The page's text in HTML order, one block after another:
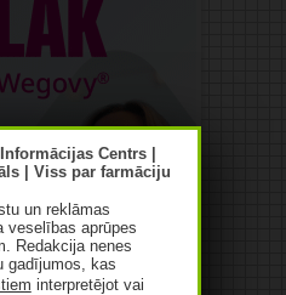
un reklāmas
veselības aprūpes
Redakcija nenes
gadījumos, kas
interpretējot vai